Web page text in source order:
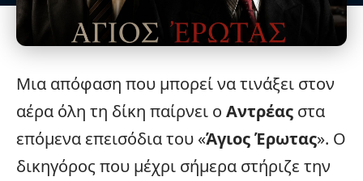
Μια απόφαση που μπορεί να τινάξει στον
αέρα όλη τη δίκη παίρνει ο Αντρέας στα
επόμενα επεισόδια του «Άγιος Έρωτας». Ο
δικηγόρος που μέχρι σήμερα στήριζε την